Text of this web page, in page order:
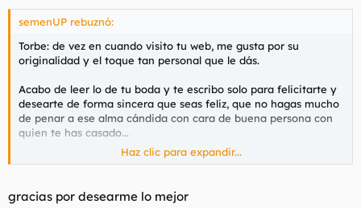
semenUP rebuznó:
Torbe: de vez en cuando visito tu web, me gusta por su
originalidad y el toque tan personal que le dás.
Acabo de leer lo de tu boda y te escribo solo para felicitarte y
desearte de forma sincera que seas feliz, que no hagas mucho
de penar a ese alma cándida con cara de buena persona con
quien te has casado...
Comparto contigo esa forma de ver la vida, yo me casé con
ecuatorianos a vivir a España, yo estuve 14 años currando allí y
en Colombia), la ví y la pedí matrimonio, ya llevamos 15 años
Haz clic para expandir...
gracias por desearme lo mejor